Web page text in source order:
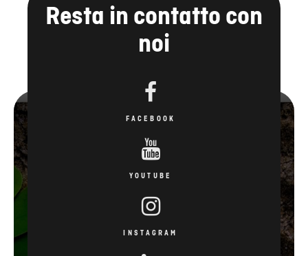
FACEBOOK
YOUTUBE
INSTAGRAM
LINKEDIN